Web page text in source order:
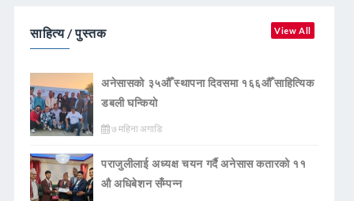
साहित्य / पुस्तक View All
अनेसासको ३५औँ स्थापना दिवसमा १६६औँ साहित्यिक
डबली घन्कियाे
७ महिना अगाडि
पराजुलीलाई अध्यक्ष चयन गर्दै अनेसास कतारको ११
औ अधिबेशन सँम्पन्न